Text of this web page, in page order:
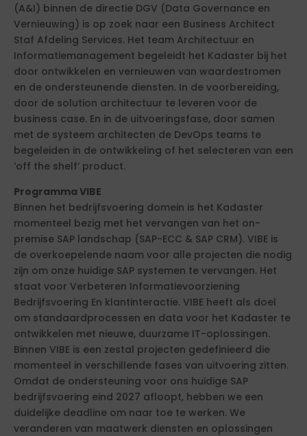
(A&I) binnen de directie DGV (Data Governance en
Vernieuwing) is op zoek naar een Business Architect
Staf Afdeling Services. Het team Architectuur en
Informatiemanagement begeleidt het Kadaster bij het
door ontwikkelen en vernieuwen van waardestromen
en de ondersteunende diensten. In de voorbereiding,
door de solution architectuur te leveren voor de
business case. En in de uitvoeringsfase, door samen
met de systeem architecten de DevOps teams te
begeleiden in de ontwikkeling of het selecteren van een
‘off the shelf’ product.
Programma VIBE
Binnen het bedrijfsvoering domein is het Kadaster
momenteel bezig met het vervangen van het on-
premise SAP landschap (SAP-ECC & SAP CRM). VIBE is
de overkoepelende naam voor alle projecten die nodig
zijn om onze huidige SAP systemen te vervangen. Het
staat voor Verbeteren Informatievoorziening
Bedrijfsvoering En klantinteractie. VIBE heeft als doel
om standaardprocessen en data voor het Kadaster te
ontwikkelen met nieuwe, duurzame IT-oplossingen.
Binnen VIBE is een zestal projecten gedefinieerd die
momenteel in verschillende fases van uitvoering zitten.
Omdat de ondersteuning voor ons huidige SAP
bedrijfsvoering eind 2027 afloopt, hebben we een
duidelijke deadline om naar toe te werken. We
veranderen van maatwerk diensten en oplossingen